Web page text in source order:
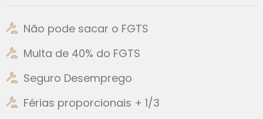
Não pode sacar o FGTS
Multa de 40% do FGTS
Seguro Desemprego
Férias proporcionais + 1/3